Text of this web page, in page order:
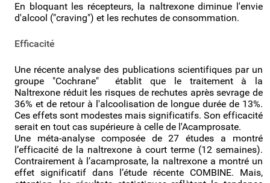
En bloquant les récepteurs, la naltrexone diminue l'envie
d'alcool ("craving") et les rechutes de consommation.
Efficacité
Une récente analyse des publications scientifiques par un
groupe "Cochrane" établit que le traitement à la
Naltrexone réduit les risques de rechutes après sevrage de
36% et de retour à l'alcoolisation de longue durée de 13%.
Ces effets sont modestes mais significatifs. Son efficacité
serait en tout cas supérieure à celle de l'Acamprosate.
Une méta-analyse composée de 27 études a montré
l’efficacité de la naltrexone à court terme (12 semaines).
Contrairement à l’acamprosate, la naltrexone a montré un
effet significatif dans l’étude récente COMBINE. Mais,